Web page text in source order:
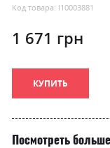
Код товара: l10003881
1 671 грн
КУПИТЬ
Посмотреть